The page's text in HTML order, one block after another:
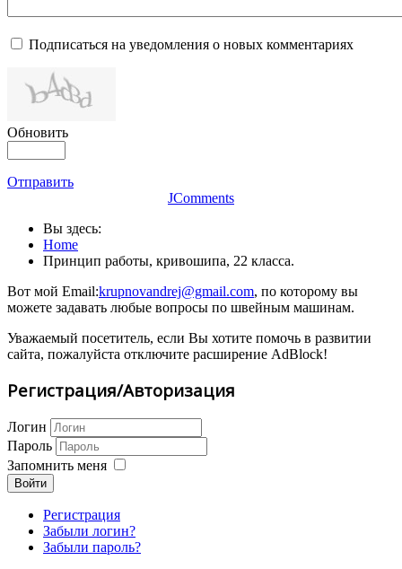
Подписаться на уведомления о новых комментариях
Обновить
Отправить
JComments
Вы здесь:
Home
Принцип работы, кривошипа, 22 класса.
Вот мой Email:krupnovandrej@gmail.com, по которому вы
можете задавать любые вопросы по швейным машинам.
Уважаемый посетитель, если Вы хотите помочь в развитии
сайта, пожалуйста отключите расширение AdBlock!
Регистрация/Авторизация
Логин
Пароль
Запомнить меня
Войти
Регистрация
Забыли логин?
Забыли пароль?